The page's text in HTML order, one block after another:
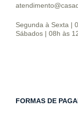
Segunda à Sexta |
Sábados | 08h às
FORMAS DE